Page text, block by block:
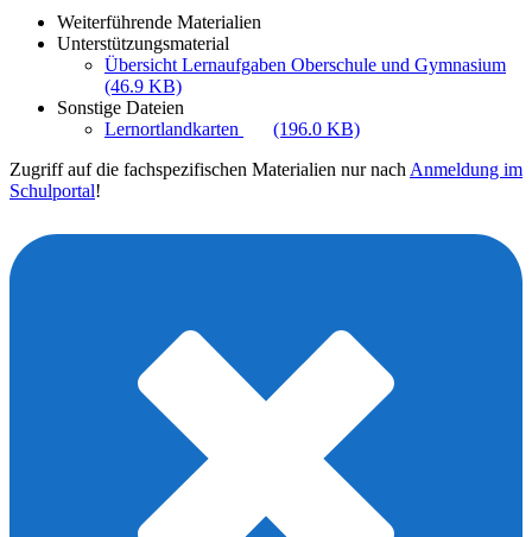
Weiterführende Materialien
Unterstützungsmaterial
Übersicht Lernaufgaben Oberschule und Gymnasium
(46.9 KB)
Sonstige Dateien
Lernortlandkarten
(196.0 KB)
Zugriff auf die fachspezifischen Materialien nur nach Anmeldung im
Schulportal!